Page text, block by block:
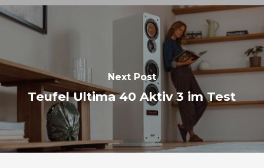
Next Post
Teufel Ultima 40 Aktiv 3 im Test